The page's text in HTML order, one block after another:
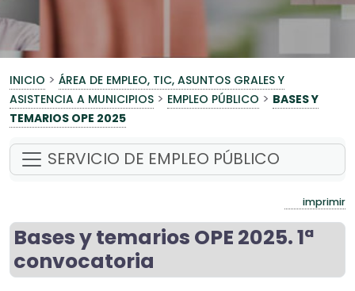
INICIO > ÁREA DE EMPLEO, TIC, ASUNTOS GRALES Y
ASISTENCIA A MUNICIPIOS > EMPLEO PÚBLICO > BASES Y
TEMARIOS OPE 2025
SERVICIO DE EMPLEO PÚBLICO
imprimir
Bases y temarios OPE 2025. 1ª
convocatoria